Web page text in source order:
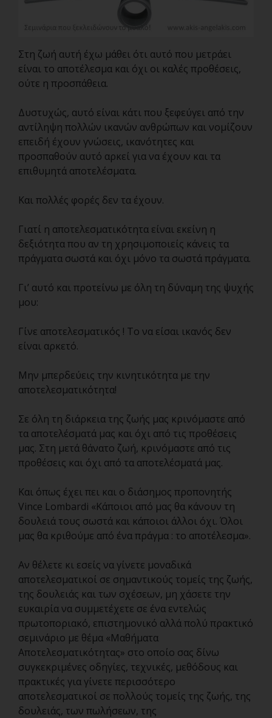
Στη ζωή αυτή έχω μάθει ότι αυτό που μετράει
είναι το αποτέλεσμα και όχι οι καλές προθέσεις,
ούτε η προσπάθεια.
Δυστυχώς, αυτό είναι κάτι που ξεφεύγει από την
αντίληψη πολλών ικανών ανθρώπων και νομίζουν
επειδή έχουν γνώσεις, ικανότητες και
προσπαθούν αυτό αρκεί για να έχουν και τα
επιθυμητά αποτελέσματα.
Και πολλές φορές δεν τα έχουν.
Γιατί η αποτελεσματικότητα είναι εκείνη η
δεξιότητα που αν τη χρησιμοποιείς κάνεις τα
πράγματα σωστά και όχι μόνο τα σωστά πράγματα.
Γι’ αυτό και προτείνω με όλη τη δύναμη της ψυχής
μου:
Γίνε αποτελεσματικός ! Το να είσαι ικανός δεν
είναι αρκετό.
Μην μπερδεύεις την κινητικότητα με την
αποτελεσματικότητα!
Σε όλη τη διάρκεια της ζωής μας κρινόμαστε από
τα αποτελέσματά μας και όχι από τις προθέσεις
μας. Στη μετά θάνατο ζωή, κρινόμαστε από τις
προθέσεις και όχι από τα αποτελέσματά μας.
Και όπως έχει πει και ο διάσημος προπονητής
Vince Lombardi «Κάποιοι από μας θα κάνουν τη
δουλειά τους σωστά και κάποιοι άλλοι όχι. Όλοι
μας θα κριθούμε από ένα πράγμα : το αποτέλεσμα».
Αν θέλετε κι εσείς να γίνετε μοναδικά
αποτελεσματικοί σε σημαντικούς τομείς της ζωής,
της δουλειάς και των σχέσεων, μη χάσετε την
ευκαιρία να συμμετέχετε σε ένα εντελώς
πρωτοποριακό, επιστημονικό αλλά πολύ πρακτικό
σεμινάριο με θέμα «Μαθήματα
Αποτελεσματικότητας» στο οποίο σας δίνω
συγκεκριμένες οδηγίες, τεχνικές, μεθόδους και
πρακτικές για γίνετε περισσότερο
αποτελεσματικοί σε πολλούς τομείς της ζωής, της
δουλειάς, των πωλήσεων, της